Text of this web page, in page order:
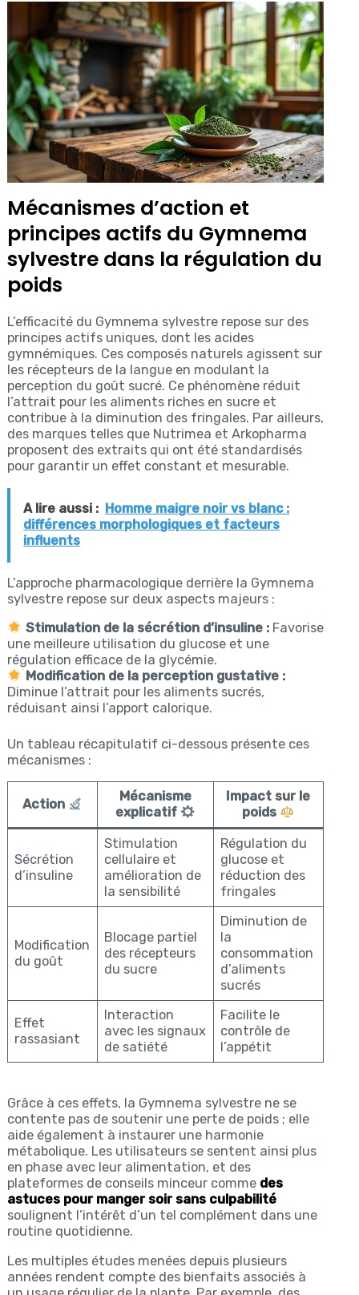
Mécanismes d’action et
principes actifs du Gymnema
sylvestre dans la régulation du
poids
L’efficacité du Gymnema sylvestre repose sur des
principes actifs uniques, dont les acides
gymnémiques. Ces composés naturels agissent sur
les récepteurs de la langue en modulant la
perception du goût sucré. Ce phénomène réduit
l’attrait pour les aliments riches en sucre et
contribue à la diminution des fringales. Par ailleurs,
des marques telles que Nutrimea et Arkopharma
proposent des extraits qui ont été standardisés
pour garantir un effet constant et mesurable.
A lire aussi : Homme maigre noir vs blanc :
différences morphologiques et facteurs
influents
L’approche pharmacologique derrière la Gymnema
sylvestre repose sur deux aspects majeurs :
Stimulation de la sécrétion d’insuline :Favorise
une meilleure utilisation du glucose et une
régulation efficace de la glycémie.
Modification de la perception gustative :
Diminue l’attrait pour les aliments sucrés,
réduisant ainsi l’apport calorique.
Un tableau récapitulatif ci-dessous présente ces
mécanismes :
Action
Mécanisme
explicatif
Impact sur le
poids
Sécrétion
d’insuline
Stimulation
cellulaire et
amélioration de
la sensibilité
Régulation du
glucose et
réduction des
fringales
Modification
du goût
Blocage partiel
des récepteurs
du sucre
Diminution de
la
consommation
d’aliments
sucrés
Effet
rassasiant
Interaction
avec les signaux
de satiété
Facilite le
contrôle de
l’appétit
Grâce à ces effets, la Gymnema sylvestre ne se
contente pas de soutenir une perte de poids ; elle
aide également à instaurer une harmonie
métabolique. Les utilisateurs se sentent ainsi plus
en phase avec leur alimentation, et des
plateformes de conseils minceur comme des
astuces pour manger soir sans culpabilité
soulignent l’intérêt d’un tel complément dans une
routine quotidienne.
Les multiples études menées depuis plusieurs
années rendent compte des bienfaits associés à